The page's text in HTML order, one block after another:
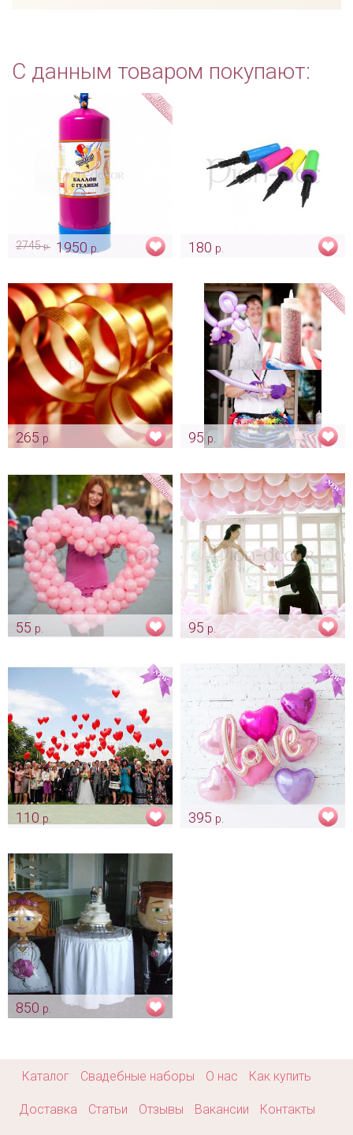
С данным товаром покупают:
2745р. 1950 р.
Арт: ukr_0010
180 р.
Арт: ukr_0009
265 р.
95р.
Арт: ukr_0036
55 р.
95 р.
110 р.
Арт: ukr_0006_красный
395 р.
850 р.
Каталог Свадебные наборы О нас Как купить
Доставка Статьи Отзывы Вакансии Контакты